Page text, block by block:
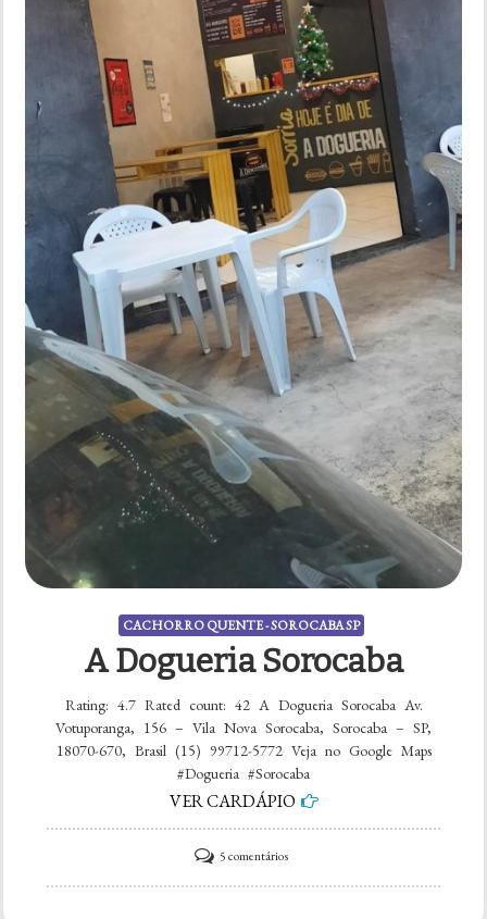
CACHORRO QUENTE - SOROCABA SP
A Dogueria Sorocaba
Rating: 4.7 Rated count: 42 A Dogueria Sorocaba Av.
Votuporanga, 156 – Vila Nova Sorocaba, Sorocaba – SP,
18070-670, Brasil (15) 99712-5772 Veja no Google Maps
#Dogueria #Sorocaba
VER CARDÁPIO
5 comentáriosem
A